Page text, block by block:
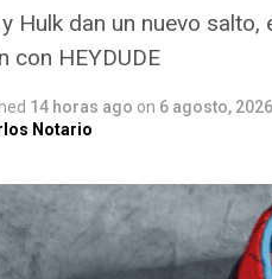
Hulk dan un nuevo
con HEYDUDE
14 horas ago on 6 agosto, 2026
Notario